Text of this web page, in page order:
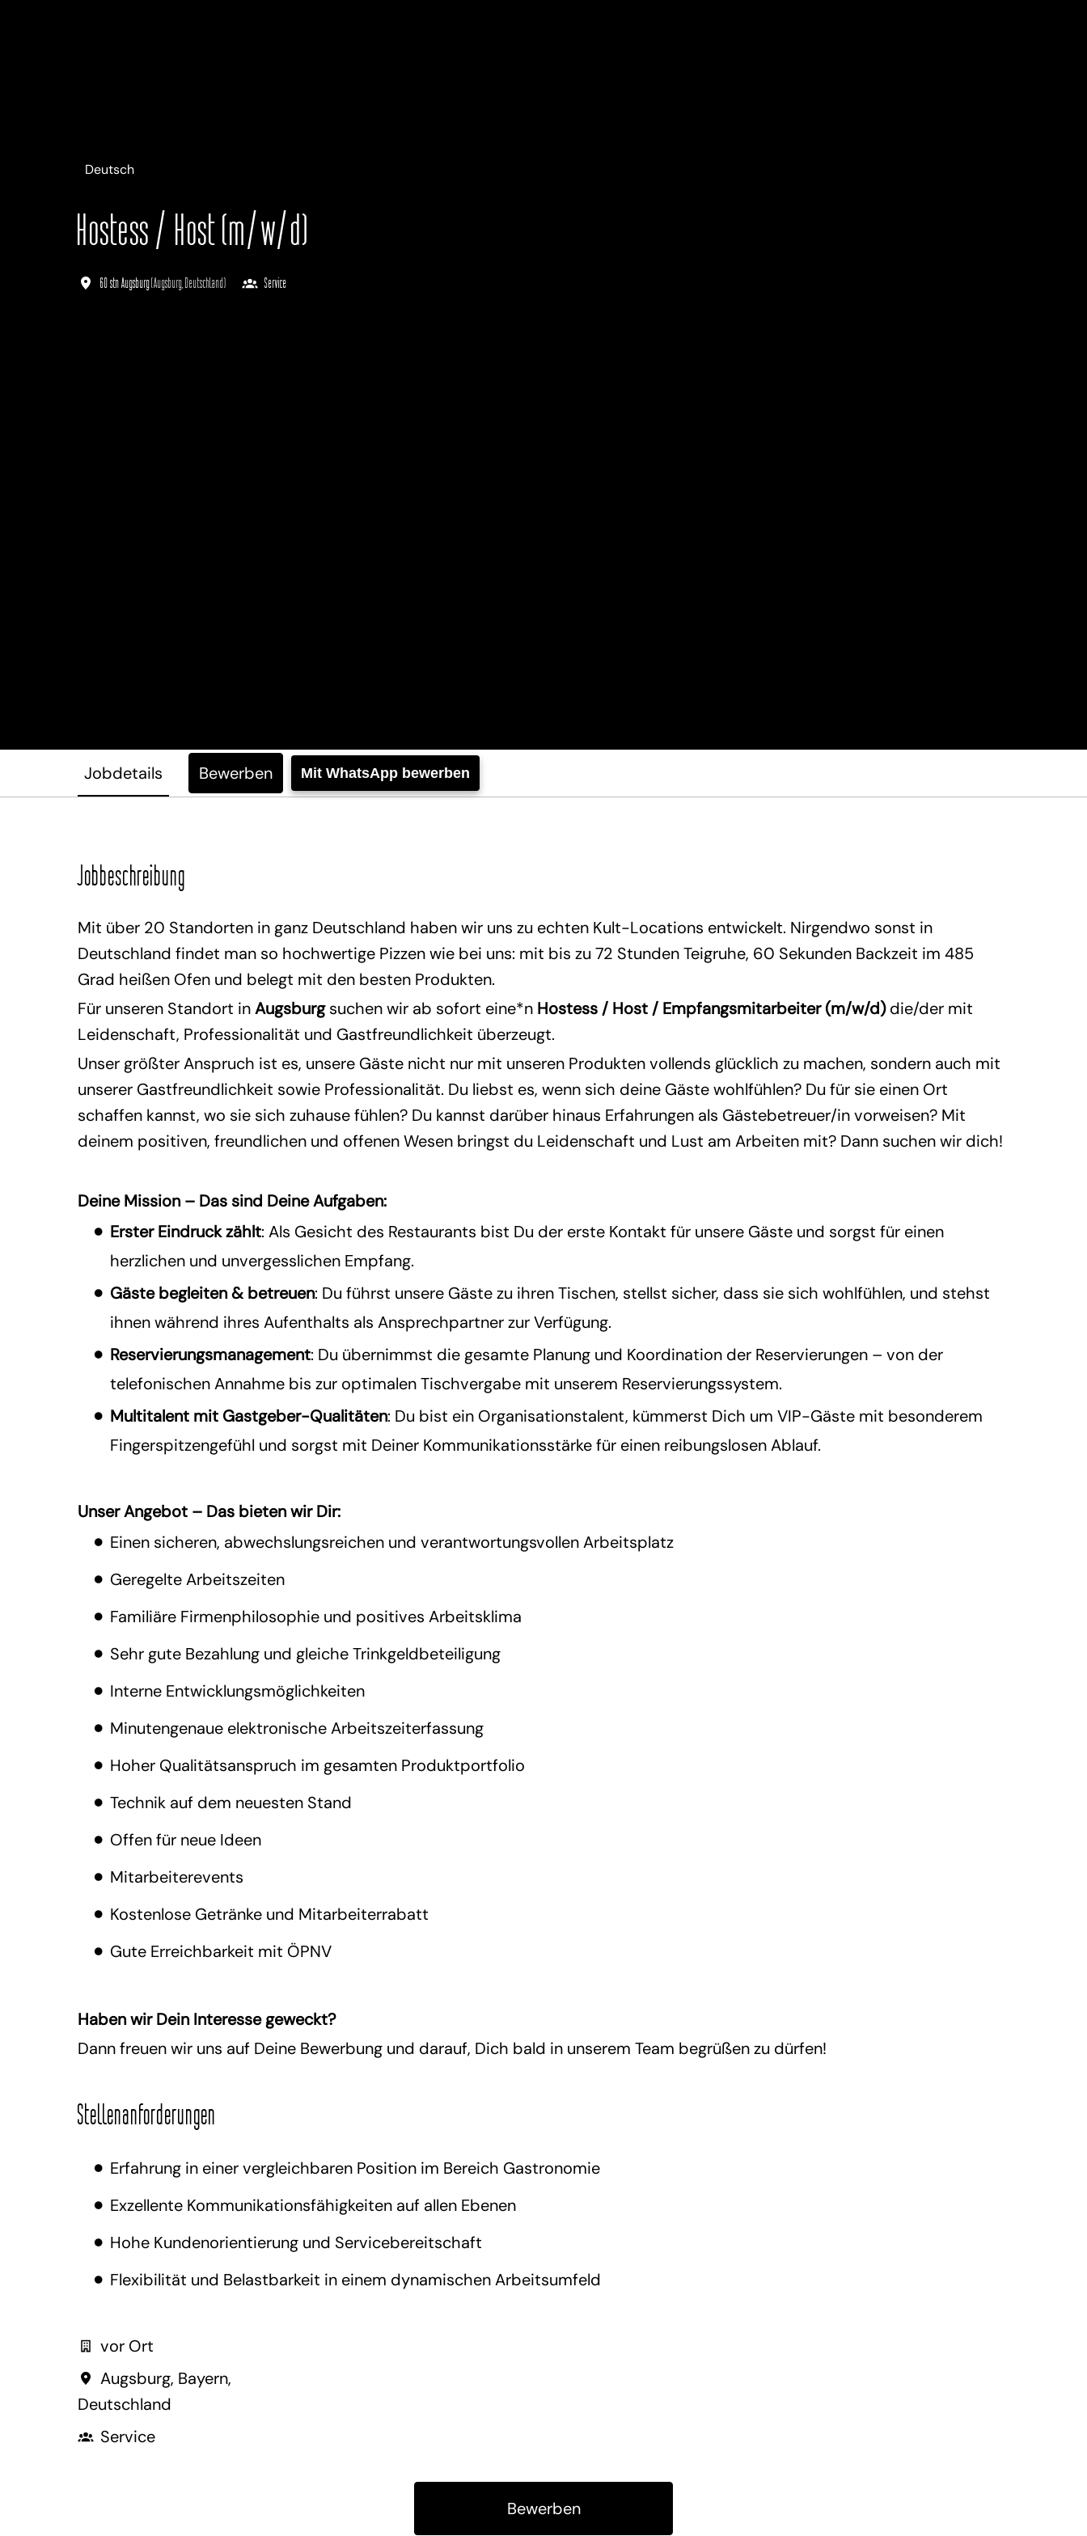
Deutsch
Hostess / Host (m/w/d)
60 stn Augsburg(Augsburg Deutschland) Service
Jobdetails Bewerben Mit WhatsApp bewerben
Jobbeschreibung
Mit über 20 Standorten in ganz Deutschland haben wir uns zu echten Kult-Locations entwickelt. Nirgendwo sonst in
Deutschland findet man so hochwertige Pizzen wie bei uns: mit bis zu 72 Stunden Teigruhe, 60 Sekunden Backzeit im 485
Grad heißen Ofen und belegt mit den besten Produkten.
Für unseren Standort inAugsburgsuchen wir ab sofort eine*n Hostess / Host / Empfangsmitarbeiter (m/w/d)die/der mit
Leidenschaft, Professionalität und Gastfreundlichkeit überzeugt.
Unser größter Anspruch ist es, unsere Gäste nicht nur mit unseren Produkten vollends glücklich zu machen, sondern auch mit
unserer Gastfreundlichkeit sowie Professionalität. Du liebst es, wenn sich deine Gäste wohlfühlen? Du für sie einen Ort
schaffen kannst, wo sie sich zuhause fühlen? Du kannst darüber hinaus Erfahrungen als Gästebetreuer/in vorweisen? Mit
deinem positiven, freundlichen und offenen Wesen bringst du Leidenschaft und Lust am Arbeiten mit? Dann suchen wir dich!
Deine Mission – Das sind Deine Aufgaben:
Erster Eindruck zählt: Als Gesicht des Restaurants bist Du der erste Kontakt für unsere Gäste und sorgst für einen
herzlichen und unvergesslichen Empfang.
Gäste begleiten & betreuen: Du führst unsere Gäste zu ihren Tischen, stellst sicher, dass sie sich wohlfühlen, und stehst
ihnen während ihres Aufenthalts als Ansprechpartner zur Verfügung.
Reservierungsmanagement: Du übernimmst die gesamte Planung und Koordination der Reservierungen – von der
telefonischen Annahme bis zur optimalen Tischvergabe mit unserem Reservierungssystem.
Multitalent mit Gastgeber-Qualitäten: Du bist ein Organisationstalent, kümmerst Dich um VIP-Gäste mit besonderem
Fingerspitzengefühl und sorgst mit Deiner Kommunikationsstärke für einen reibungslosen Ablauf.
Unser Angebot – Das bieten wir Dir:
Einen sicheren, abwechslungsreichen und verantwortungsvollen Arbeitsplatz
Geregelte Arbeitszeiten
Familiäre Firmenphilosophie und positives Arbeitsklima
Sehr gute Bezahlung und gleiche Trinkgeldbeteiligung
Interne Entwicklungsmöglichkeiten
Minutengenaue elektronische Arbeitszeiterfassung
Hoher Qualitätsanspruch im gesamten Produktportfolio
Technik auf dem neuesten Stand
Offen für neue Ideen
Mitarbeiterevents
Kostenlose Getränke und Mitarbeiterrabatt
Gute Erreichbarkeit mit ÖPNV
Haben wir Dein Interesse geweckt?
Dann freuen wir uns auf Deine Bewerbung und darauf, Dich bald in unserem Team begrüßen zu dürfen!
Stellenanforderungen
Erfahrung in einer vergleichbaren Position im Bereich Gastronomie
Exzellente Kommunikationsfähigkeiten auf allen Ebenen
Hohe Kundenorientierung und Servicebereitschaft
Flexibilität und Belastbarkeit in einem dynamischen Arbeitsumfeld
vor Ort
Augsburg, Bayern,
Deutschland
Service
Bewerben